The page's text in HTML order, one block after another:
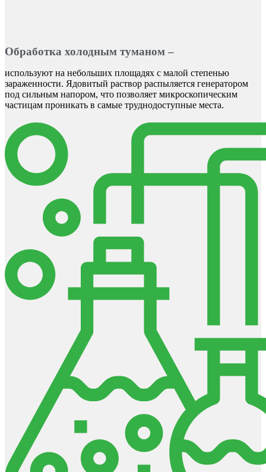
Обработка холодным туманом –
используют на небольших площадях с малой степенью
зараженности. Ядовитый раствор распыляется генератором
под сильным напором, что позволяет микроскопическим
частицам проникать в самые труднодоступные места.